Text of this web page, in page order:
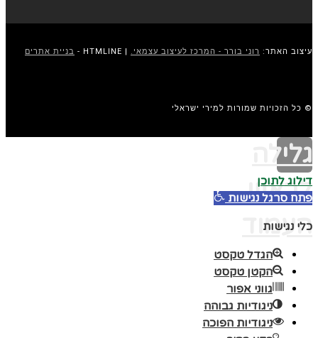
עיצוב האתר: רוני בורר - המרכז לעיצוב עצמאי. | HTMLINE - בניית אתרים
© כל הזכויות שמורות למירי ישראלי
גלילה
לראש
העמוד
דילוג לתוכן
פתח סרגל נגישות
כלי נגישות
הגדל טקסט
הקטן טקסט
גווני אפור
ניגודיות גבוהה
ניגודיות הפוכה